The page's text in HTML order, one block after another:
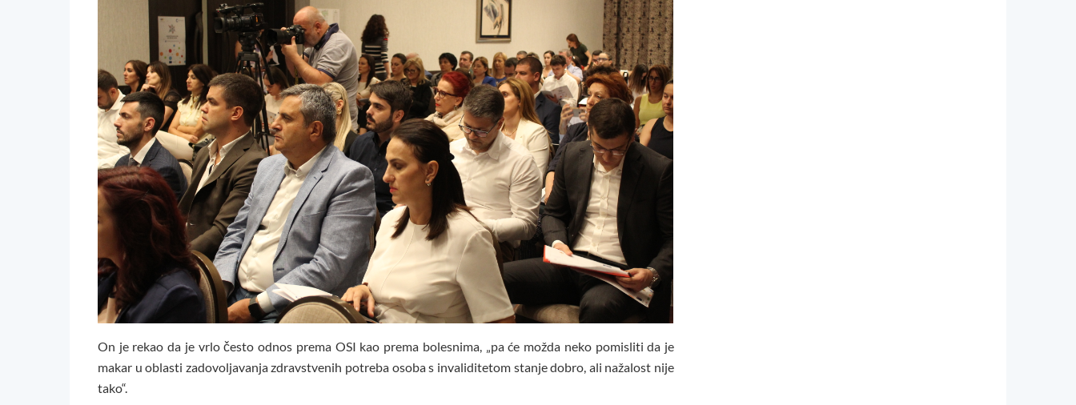
On je rekao da je vrlo često odnos prema OSI kao prema bolesnima, „pa će možda neko pomisliti da je
makar u oblasti zadovoljavanja zdravstvenih potreba osoba s invaliditetom stanje dobro, ali nažalost nije
tako“.